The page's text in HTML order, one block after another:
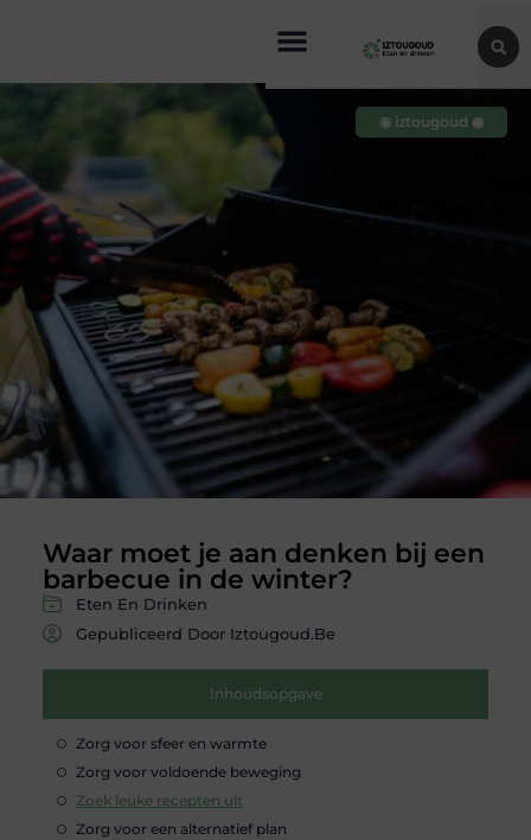
Waar moet je aan denken bij een
barbecue in de winter?
Eten En Drinken
Gepubliceerd Door Iztougoud.be
Inhoudsopgave
Zorg voor sfeer en warmte
Zorg voor voldoende beweging
Zoek leuke recepten uit
Zorg voor een alternatief plan
◉ iztougoud ◉